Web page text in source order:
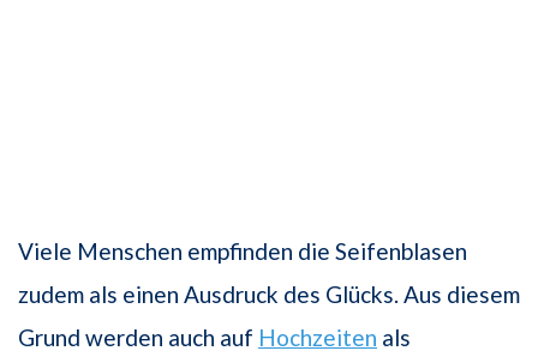
Viele Menschen empfinden die Seifenblasen
zudem als einen Ausdruck des Glücks. Aus diesem
Grund werden auch auf Hochzeiten als